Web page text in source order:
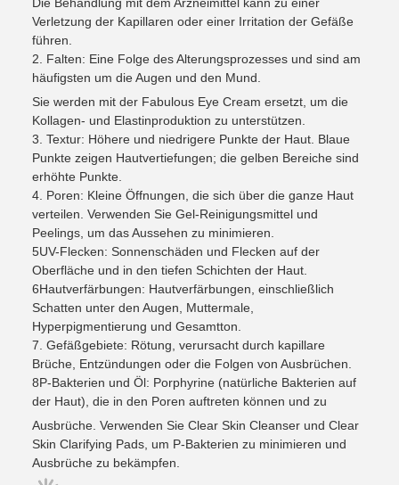
Verletzung der Kapillaren oder einer Irritation der Gefäße
führen.
2. Falten: Eine Folge des Alterungsprozesses und sind am
häufigsten um die Augen und den Mund.
Sie werden mit der Fabulous Eye Cream ersetzt, um die
Kollagen- und Elastinproduktion zu unterstützen.
3. Textur: Höhere und niedrigere Punkte der Haut. Blaue
Punkte zeigen Hautvertiefungen; die gelben Bereiche sind
erhöhte Punkte.
4. Poren: Kleine Öffnungen, die sich über die ganze Haut
verteilen. Verwenden Sie Gel-Reinigungsmittel und
Peelings, um das Aussehen zu minimieren.
5UV-Flecken: Sonnenschäden und Flecken auf der
Oberfläche und in den tiefen Schichten der Haut.
6Hautverfärbungen: Hautverfärbungen, einschließlich
Schatten unter den Augen, Muttermale,
Hyperpigmentierung und Gesamtton.
7. Gefäßgebiete: Rötung, verursacht durch kapillare
Brüche, Entzündungen oder die Folgen von Ausbrüchen.
8P-Bakterien und Öl: Porphyrine (natürliche Bakterien auf
der Haut), die in den Poren auftreten können und zu
Ausbrüche. Verwenden Sie Clear Skin Cleanser und Clear
Skin Clarifying Pads, um P-Bakterien zu minimieren und
Ausbrüche zu bekämpfen.